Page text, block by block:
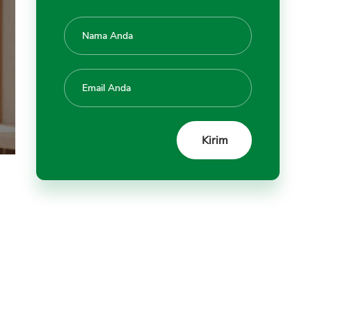
Syarat KTP Saja
21. Reliance Syariah Online
22. Ada Modal
23. BantuSaku
24. Kredito